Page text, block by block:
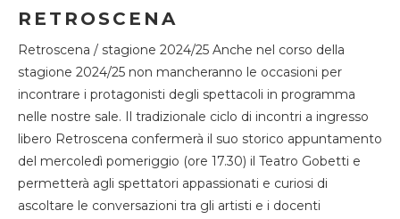
RETROSCENA
Retroscena / stagione 2024/25 Anche nel corso della
stagione 2024/25 non mancheranno le occasioni per
incontrare i protagonisti degli spettacoli in programma
nelle nostre sale. Il tradizionale ciclo di incontri a ingresso
libero Retroscena confermerà il suo storico appuntamento
del mercoledì pomeriggio (ore 17.30) il Teatro Gobetti e
permetterà agli spettatori appassionati e curiosi di
ascoltare le conversazioni tra gli artisti e i docenti